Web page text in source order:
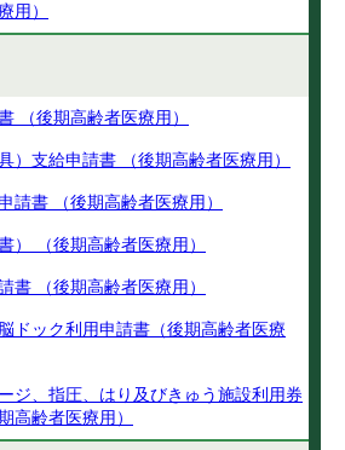
用）
（後期高齢者医療用）
）支給申請書 （後期高齢者医療用）
請書 （後期高齢者医療用）
） （後期高齢者医療用）
書 （後期高齢者医療用）
ドック利用申請書（後期高齢者医療
ジ、指圧、はり及びきゅう施設利用券
高齢者医療用）